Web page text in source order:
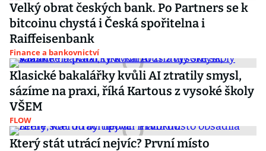
Velký obrat českých bank. Po Partners se k
bitcoinu chystá i Česká spořitelna i
Raiffeisenbank
Finance a bankovnictví
Klasické bakalářky kvůli AI ztratily smysl,
sázíme na praxi, říká Kartous z vysoké školy
VŠEM
FLOW
Který stát utrácí nejvíc? První místo